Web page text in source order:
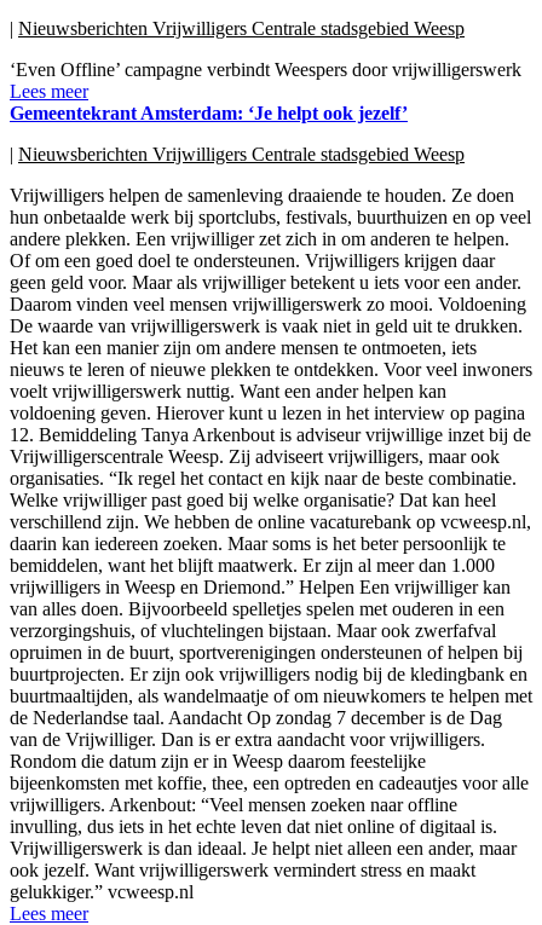
| Nieuwsberichten Vrijwilligers Centrale stadsgebied Weesp
‘Even Offline’ campagne verbindt Weespers door vrijwilligerswerk
Lees meer
Gemeentekrant Amsterdam: ‘Je helpt ook jezelf’
| Nieuwsberichten Vrijwilligers Centrale stadsgebied Weesp
Vrijwilligers helpen de samenleving draaiende te houden. Ze doen
hun onbetaalde werk bij sportclubs, festivals, buurthuizen en op veel
andere plekken. Een vrijwilliger zet zich in om anderen te helpen.
Of om een goed doel te ondersteunen. Vrijwilligers krijgen daar
geen geld voor. Maar als vrijwilliger betekent u iets voor een ander.
Daarom vinden veel mensen vrijwilligerswerk zo mooi. Voldoening
De waarde van vrijwilligerswerk is vaak niet in geld uit te drukken.
Het kan een manier zijn om andere mensen te ontmoeten, iets
nieuws te leren of nieuwe plekken te ontdekken. Voor veel inwoners
voelt vrijwilligerswerk nuttig. Want een ander helpen kan
voldoening geven. Hierover kunt u lezen in het interview op pagina
12. Bemiddeling Tanya Arkenbout is adviseur vrijwillige inzet bij de
Vrijwilligerscentrale Weesp. Zij adviseert vrijwilligers, maar ook
organisaties. “Ik regel het contact en kijk naar de beste combinatie.
Welke vrijwilliger past goed bij welke organisatie? Dat kan heel
verschillend zijn. We hebben de online vacaturebank op vcweesp.nl,
daarin kan iedereen zoeken. Maar soms is het beter persoonlijk te
bemiddelen, want het blijft maatwerk. Er zijn al meer dan 1.000
vrijwilligers in Weesp en Driemond.” Helpen Een vrijwilliger kan
van alles doen. Bijvoorbeeld spelletjes spelen met ouderen in een
verzorgingshuis, of vluchtelingen bijstaan. Maar ook zwerfafval
opruimen in de buurt, sportverenigingen ondersteunen of helpen bij
buurtprojecten. Er zijn ook vrijwilligers nodig bij de kledingbank en
buurtmaaltijden, als wandelmaatje of om nieuwkomers te helpen met
de Nederlandse taal. Aandacht Op zondag 7 december is de Dag
van de Vrijwilliger. Dan is er extra aandacht voor vrijwilligers.
Rondom die datum zijn er in Weesp daarom feestelijke
bijeenkomsten met koffie, thee, een optreden en cadeautjes voor alle
vrijwilligers. Arkenbout: “Veel mensen zoeken naar offline
invulling, dus iets in het echte leven dat niet online of digitaal is.
Vrijwilligerswerk is dan ideaal. Je helpt niet alleen een ander, maar
ook jezelf. Want vrijwilligerswerk vermindert stress en maakt
gelukkiger.” vcweesp.nl
Lees meer